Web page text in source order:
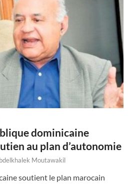
dominicaine
au plan d’autonomie
Moutawakil
soutient le plan marocain